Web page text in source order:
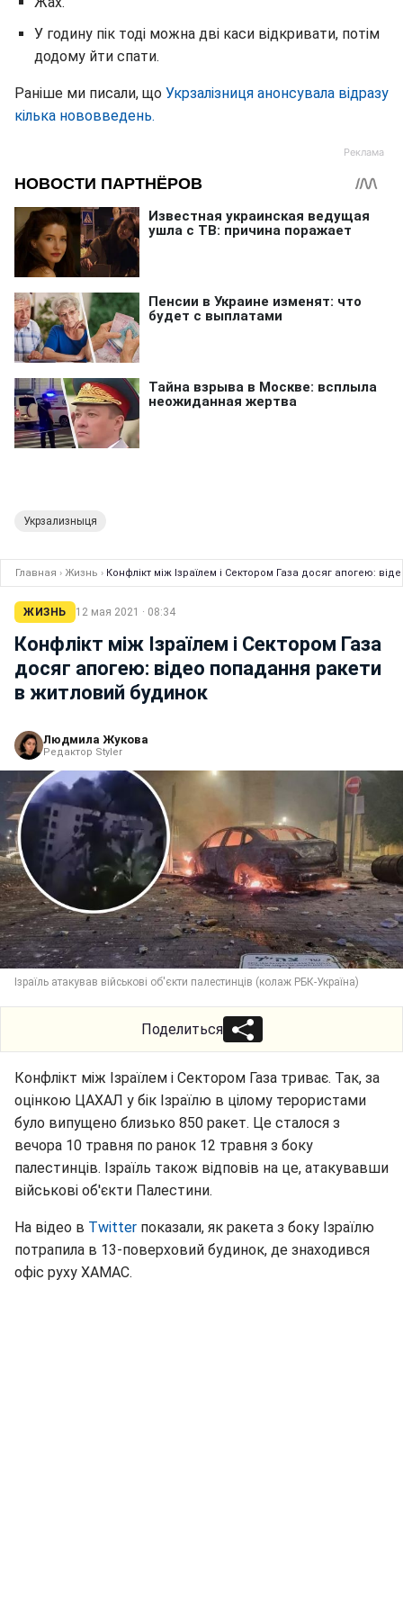
У годину пік тоді можна дві каси відкривати, потім
додому йти спати.
Раніше ми писали, що Укрзалізниця анонсувала відразу
кілька нововведень.
Укрзализныця
Главная › Жизнь › Конфлікт між Ізраїлем і Сектором Газа досяг апогею:
ЖИЗНЬ 12 мая 2021 · 08:34
Конфлікт між Ізраїлем і Сектором Газа
досяг апогею: відео попадання ракети
в житловий будинок
Людмила Жукова
Редактор Styler
Ізраїль атакував військові об'єкти палестинців (колаж РБК-Україна)
Поделиться
Конфлікт між Ізраїлем і Сектором Газа триває. Так, за
оцінкою ЦАХАЛ у бік Ізраїлю в цілому терористами
було випущено близько 850 ракет. Це сталося з
вечора 10 травня по ранок 12 травня з боку
палестинців. Ізраїль також відповів на це, атакувавши
військові об'єкти Палестини.
На відео в Twitter показали, як ракета з боку Ізраїлю
потрапила в 13-поверховий будинок, де знаходився
офіс руху ХАМАС.